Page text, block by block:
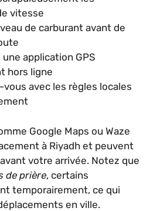
vitesse
de carburant avant de
application GPS
hors ligne
vous avec les règles locales
Google Maps ou Waze
à Riyadh et peuvent
votre arrivée. Notez que
de prière, certains
temporairement, ce qui
en ville.